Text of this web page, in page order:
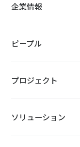
企業情報
ピープル
プロジェクト
ソリューション